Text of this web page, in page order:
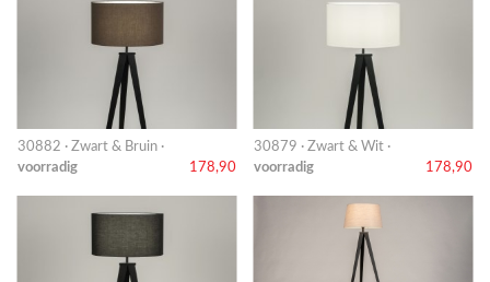
30882 · Zwart & Bruin ·
voorradig
178,90
30879 · Zwart & Wit ·
voorradig
178,90